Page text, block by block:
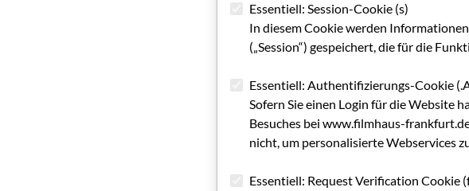
Essentiell: Session-Cookie (s)
In diesem Cookie werden
(„Session“) gespeichert, die für die
Essentiell: Authentifizierungs-Cookie
Sofern Sie einen Login für die Website
Besuches bei www.filmhaus-
nicht, um personalisierte Webservices
Essentiell: Request Verification Cookie